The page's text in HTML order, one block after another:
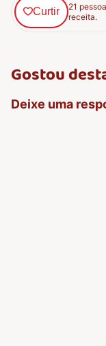
Curtir
21
receita.
Gostou
Deixe uma